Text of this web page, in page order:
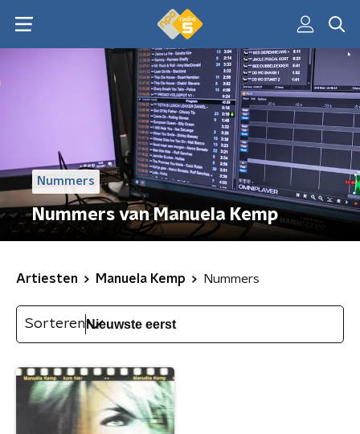
Nummers
Nummers van Manuela Kemp
Artiesten Manuela Kemp Nummers
Sorteren